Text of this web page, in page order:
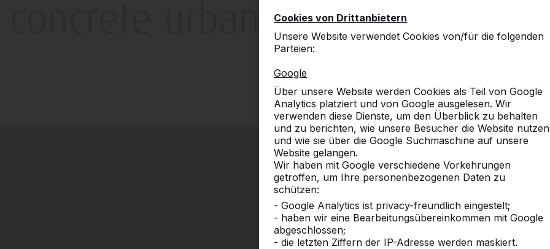
Cookies von Drittanbietern
Unsere Website verwendet Cookies von/für die folgenden
Parteien:
Google
Über unsere Website werden Cookies als Teil von Google
Analytics platziert und von Google ausgelesen. Wir
verwenden diese Dienste, um den Überblick zu behalten
und zu berichten, wie unsere Besucher die Website nutzen
und wie sie über die Google Suchmaschine auf unsere
Website gelangen.
Wir haben mit Google verschiedene Vorkehrungen
getroffen, um Ihre personenbezogenen Daten zu
schützen:
- Google Analytics ist privacy-freundlich eingestelt;
- haben wir eine Bearbeitungsübereinkommen mit Google
abgeschlossen;
- die letzten Ziffern der IP-Adresse werden maskiert.